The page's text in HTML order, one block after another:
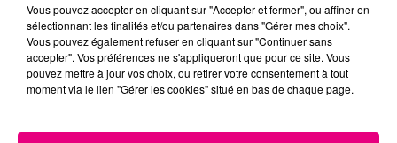
Bélier Taureau Gémeaux
Vous pouvez accepter en cliquant sur "Accepter et fermer", ou affiner en
sélectionnant les finalités et/ou partenaires dans "Gérer mes choix".
Vous pouvez également refuser en cliquant sur "Continuer sans
accepter". Vos préférences ne s'appliqueront que pour ce site. Vous
pouvez mettre à jour vos choix, ou retirer votre consentement à tout
moment via le lien "Gérer les cookies" situé en bas de chaque page.